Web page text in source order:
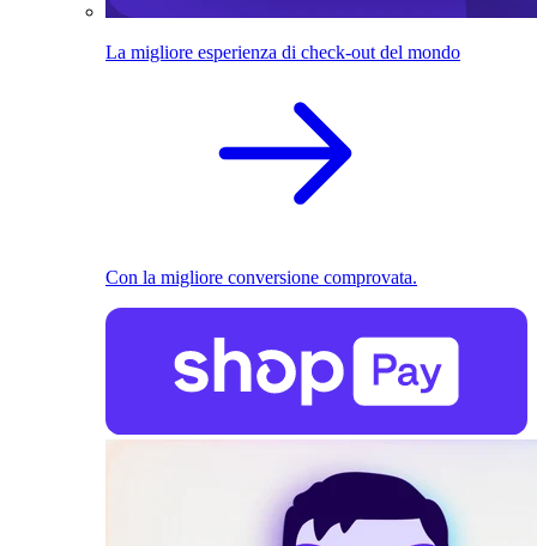
La migliore esperienza di check-out del mondo
Con la migliore conversione comprovata.